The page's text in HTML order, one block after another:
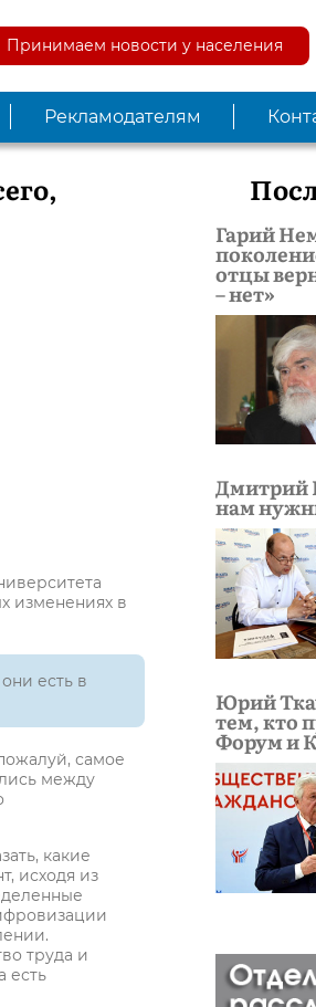
Принимаем новости у населения
Рекламодателям
изменениях в
есть в
самое
между
какие
исходя из
труда и
есть
Гарий
отцы
– нет»
Дмитрий
нам
Юрий
тем, кто
Форум и